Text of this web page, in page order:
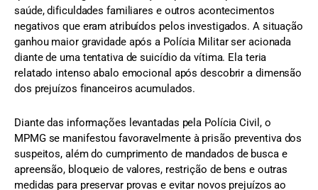
saúde, dificuldades familiares e outros acontecimentos
negativos que eram atribuídos pelos investigados. A situação
ganhou maior gravidade após a Polícia Militar ser acionada
diante de uma tentativa de suicídio da vítima. Ela teria
relatado intenso abalo emocional após descobrir a dimensão
dos prejuízos financeiros acumulados.
Diante das informações levantadas pela Polícia Civil, o
MPMG se manifestou favoravelmente à prisão preventiva dos
suspeitos, além do cumprimento de mandados de busca e
apreensão, bloqueio de valores, restrição de bens e outras
medidas para preservar provas e evitar novos prejuízos ao